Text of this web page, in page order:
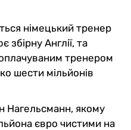
німецький тренер
Англії, та
тренером
шести мільйонів
Нагельсманн, якому
євро чистими на